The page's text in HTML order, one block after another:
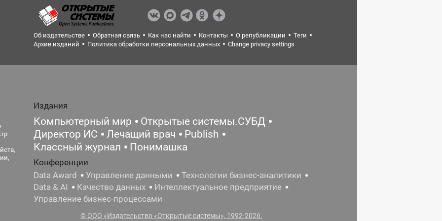
Об издательстве Обратная связь Как нас найти Контакты О републикации
Теги
Архив изданий
Политика обработки персональных данных Change privacy settings
Издания
Компьютерный мир
Открытые системы.СУБД
Директор ИС
Лечащий врач
Publish
Классный журнал
Понимашка
Конференции
Data Award
Управление данными
Технологии бизнес-аналитики
Data & AI
Качество данных
Интеллектуальное предприятие
Управление бизнес-процессами
© ООО «Издательство «Открытые системы», 1992-2026.